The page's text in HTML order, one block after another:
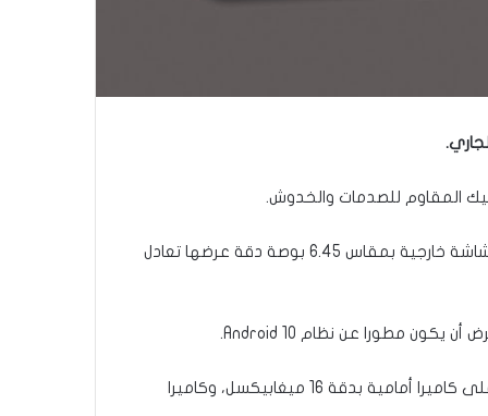
ومن المفترض أن يحصل الهاتف على شاشتين، شاشة أساسية داخلية بمقاس 8.01 بوصة، دقة عرضها (2480/2220) بيكسل، وشاشة خارجية بمقاس 6.45 بوصة دقة عرضها تعادل
وسيحصل هذا الجهاز على الأغلب على بطارية بسعة 4400 ميلي أمبير يمكن شحنها بسرعة عبر شاحن باستطاعة 66 واطا، وعلى كاميرا أمامية بدقة 16 ميغابيكسل، وكاميرا